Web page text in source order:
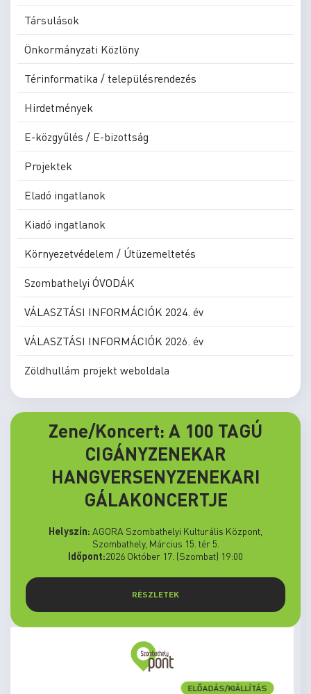
Társulások
Önkormányzati Közlöny
Térinformatika / településrendezés
Hirdetmények
E-közgyűlés / E-bizottság
Projektek
Eladó ingatlanok
Kiadó ingatlanok
Környezetvédelem / Útüzemeltetés
Szombathelyi ÓVODÁK
VÁLASZTÁSI INFORMÁCIÓK 2024. év
VÁLASZTÁSI INFORMÁCIÓK 2026. év
Zöldhullám projekt weboldala
Zene/Koncert: A 100 TAGÚ
CIGÁNYZENEKAR
HANGVERSENYZENEKARI
GÁLAKONCERTJE
Helyszín: AGORA Szombathelyi Kulturális Központ,
Szombathely, Március 15. tér 5.
Időpont:2026 Október 17. (Szombat) 19:00
RÉSZLETEK
ELŐADÁS/KIÁLLÍTÁS